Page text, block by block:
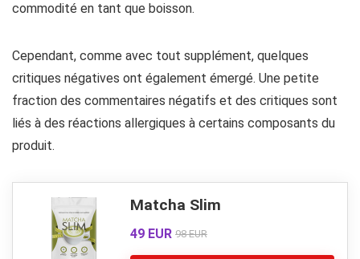
commodité en tant que boisson.
Cependant, comme avec tout supplément, quelques
critiques négatives ont également émergé. Une petite
fraction des commentaires négatifs et des critiques sont
liés à des réactions allergiques à certains composants du
produit.
Matcha Slim
49 EUR 98 EUR